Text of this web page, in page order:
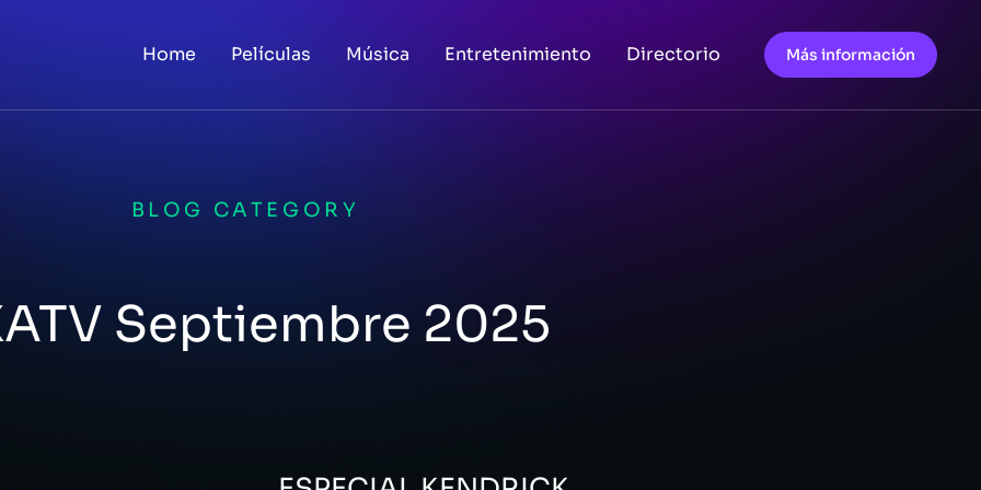
Home Películas Música Entretenimiento Directorio Más información
BLOG CATEGORY
Septiembre 2025